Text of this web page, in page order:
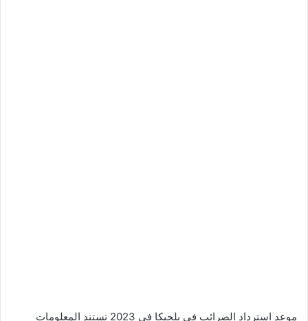
موعد استرداد الضرائب في بلجيكا في 2023 تستند المعلومات